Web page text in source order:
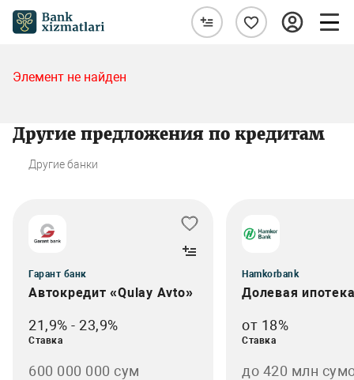
Элемент не найден
Другие предложения по кредитам
Другие банки
Гарант банк
Автокредит «Qulay Avto»
21,9% - 23,9%
Ставка
600 000 000 сум
Hamkorbank
Долевая
от 18%
Ставка
до 420 млн